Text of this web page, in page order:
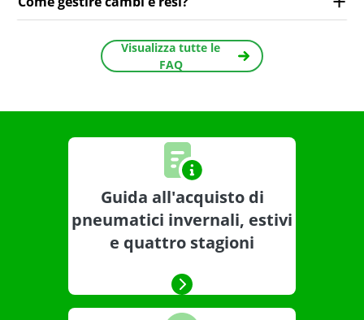
Visualizza tutte le
FAQ
Guida all'acquisto di
pneumatici invernali, estivi
e quattro stagioni